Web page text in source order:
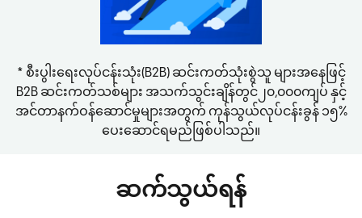
* စီးပွါးရေးလုပ်ငန်းသုံး(B2B) ဆင်းကတ်သုံးစွဲသူ များအနေဖြင့်
B2B ဆင်းကတ်သစ်များ အသက်သွင်းချိန်တွင်၂၀,၀၀၀ကျပ် နှင့်
အင်တာနက်ဝန်ဆောင်မှုများအတွက် ကုန်သွယ်လုပ်ငန်းခွန် ၁၅%
ပေးဆောင်ရမည်ဖြစ်ပါသည်။
ဆက်သွယ်ရန်